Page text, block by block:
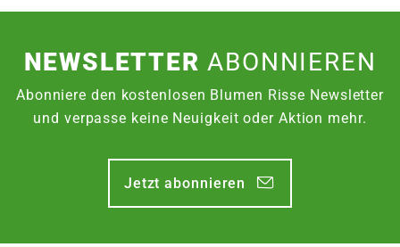
NEWSLETTER ABONNIEREN
Abonniere den kostenlosen Blumen Risse Newsletter
und verpasse keine Neuigkeit oder Aktion mehr.
Jetzt abonnieren